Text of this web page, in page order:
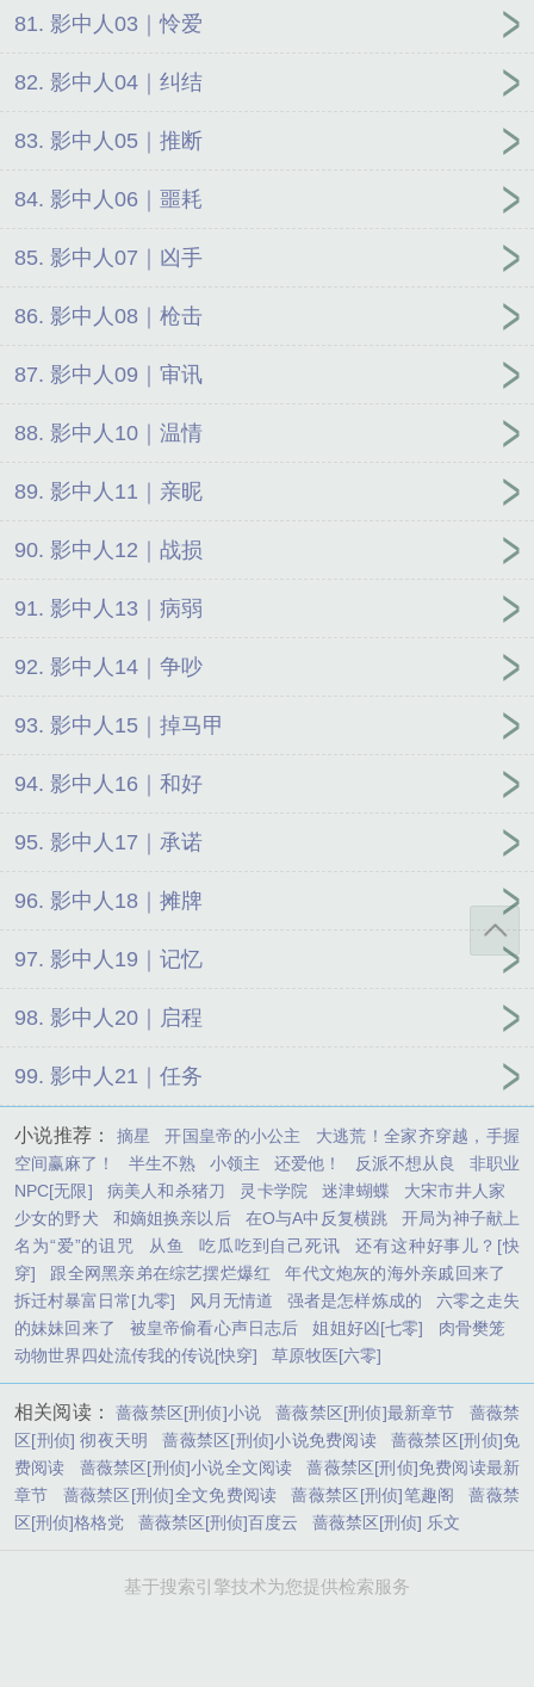
81. 影中人03｜怜爱
82. 影中人04｜纠结
83. 影中人05｜推断
84. 影中人06｜噩耗
85. 影中人07｜凶手
86. 影中人08｜枪击
87. 影中人09｜审讯
88. 影中人10｜温情
89. 影中人11｜亲昵
90. 影中人12｜战损
91. 影中人13｜病弱
92. 影中人14｜争吵
93. 影中人15｜掉马甲
94. 影中人16｜和好
95. 影中人17｜承诺
96. 影中人18｜摊牌
97. 影中人19｜记忆
98. 影中人20｜启程
99. 影中人21｜任务
小说推荐： 摘星 开国皇帝的小公主
大逃荒！全家齐穿越，手握
空间赢麻了！
半生不熟 小领主 还爱他！ 反派不想从良
非职业
NPC[无限]
病美人和杀猪刀 灵卡学院 迷津蝴蝶
大宋市井人家
少女的野犬
和嫡姐换亲以后 在O与A中反复横跳
开局为神子献上
名为“爱”的诅咒
从鱼 吃瓜吃到自己死讯
还有这种好事儿？[快
穿]
跟全网黑亲弟在综艺摆烂爆红
年代文炮灰的海外亲戚回来了
拆迁村暴富日常[九零]
风月无情道 强者是怎样炼成的
六零之走失
的妹妹回来了
被皇帝偷看心声日志后 姐姐好凶[七零]
肉骨樊笼
动物世界四处流传我的传说[快穿]
草原牧医[六零]
相关阅读： 蔷薇禁区[刑侦]小说 蔷薇禁区[刑侦]最新章节
蔷薇禁
区[刑侦] 彻夜天明
蔷薇禁区[刑侦]小说免费阅读
蔷薇禁区[刑侦]免
费阅读
蔷薇禁区[刑侦]小说全文阅读
蔷薇禁区[刑侦]免费阅读最新
章节
蔷薇禁区[刑侦]全文免费阅读 蔷薇禁区[刑侦]笔趣阁
蔷薇禁
区[刑侦]格格党
蔷薇禁区[刑侦]百度云 蔷薇禁区[刑侦] 乐文
基于搜索引擎技术为您提供检索服务